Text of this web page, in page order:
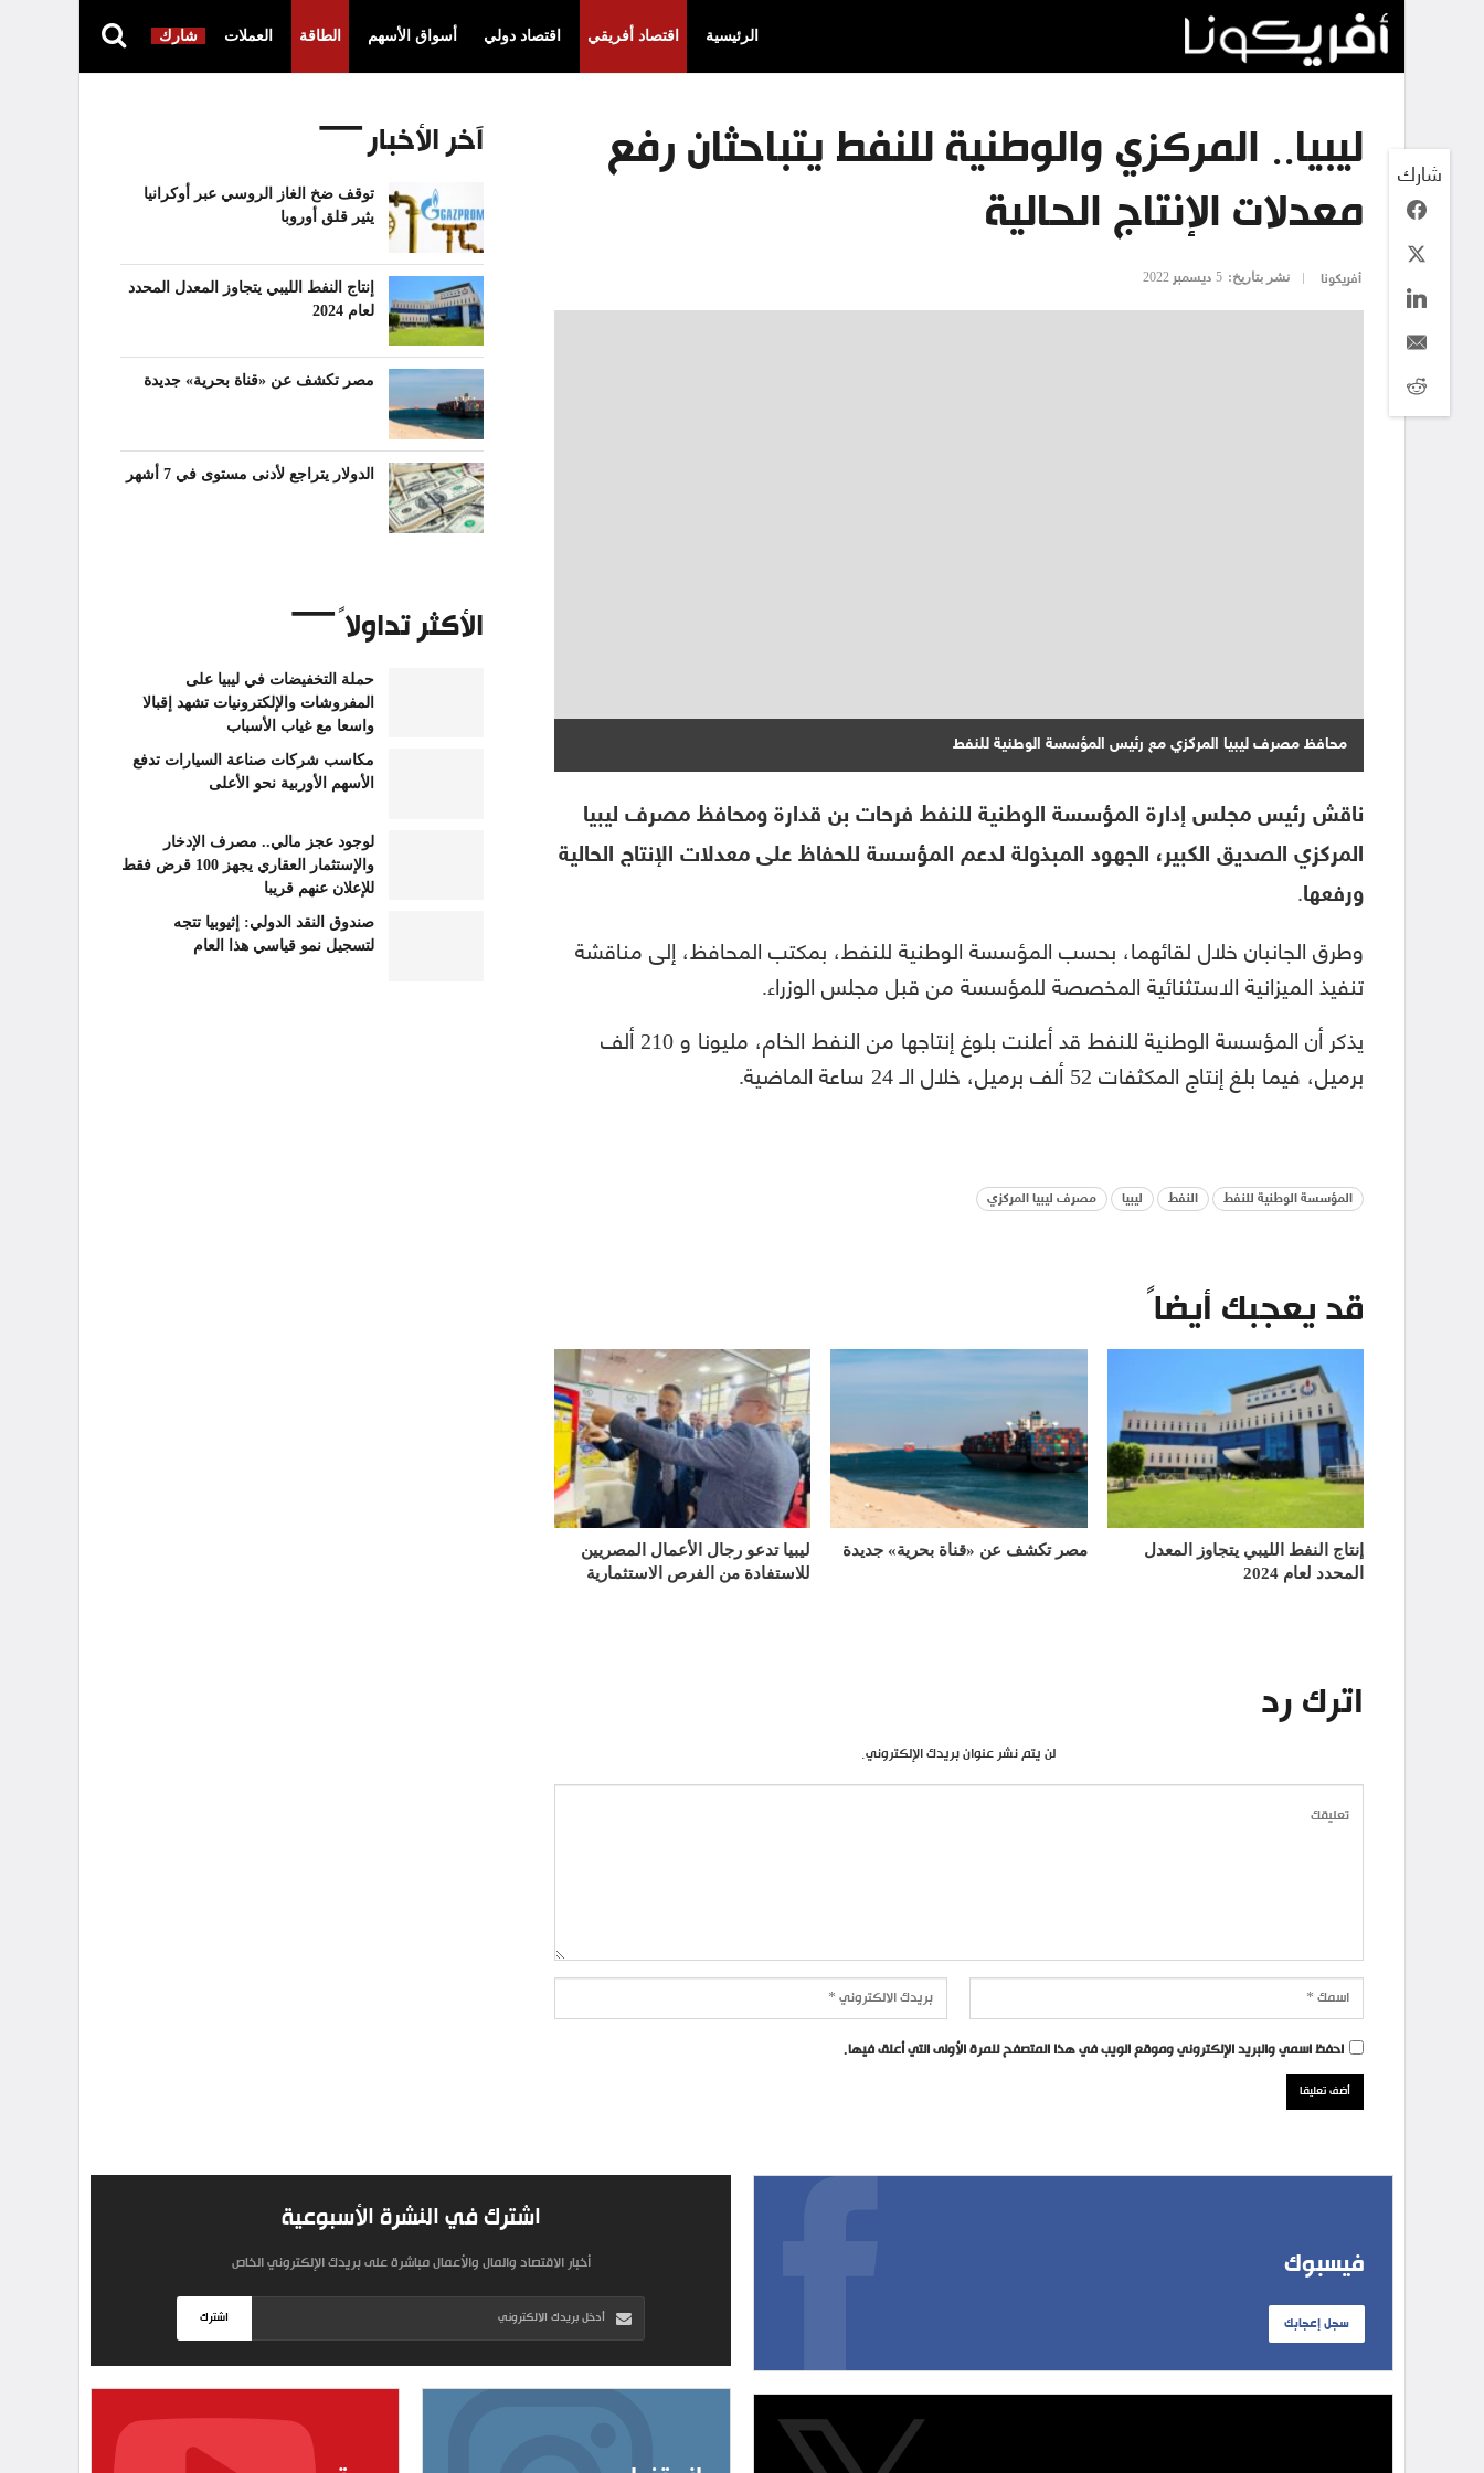
الرئيسية اقتصاد أفريقي اقتصاد دولي أسواق الأسهم الطاقة العملات شارك
ليبيا.. المركزي والوطنية للنفط يتباحثان رفع
معدلات الإنتاج الحالية
أفريكونا نشر بتاريخ: 5 ديسمبر 2022
محافظ مصرف ليبيا المركزي مع رئيس المؤسسة الوطنية للنفط
شارك
ناقش رئيس مجلس إدارة المؤسسة الوطنية للنفط فرحات بن قدارة ومحافظ مصرف ليبيا
المركزي الصديق الكبير، الجهود المبذولة لدعم المؤسسة للحفاظ على معدلات الإنتاج الحالية
ورفعها.
وطرق الجانبان خلال لقائهما، بحسب المؤسسة الوطنية للنفط، بمكتب المحافظ، إلى مناقشة
تنفيذ الميزانية الاستثنائية المخصصة للمؤسسة من قبل مجلس الوزراء.
يذكر أن المؤسسة الوطنية للنفط قد أعلنت بلوغ إنتاجها من النفط الخام، مليونا و 210 ألف
برميل، فيما بلغ إنتاج المكثفات 52 ألف برميل، خلال الـ 24 ساعة الماضية.
المؤسسة الوطنية للنفط النفط ليبيا مصرف ليبيا المركزي
قد يعجبك أيضاً
إنتاج النفط الليبي يتجاوز المعدل
المحدد لعام 2024
مصر تكشف عن «قناة بحرية» جديدة
ليبيا تدعو رجال الأعمال المصريين
للاستفادة من الفرص الاستثمارية
اترك رد
لن يتم نشر عنوان بريدك الإلكتروني.
احفظ اسمي والبريد الإلكتروني وموقع الويب في هذا المتصفح للمرة الأولى التي أعلق فيها.
آخر الأخبار
توقف ضخ الغاز الروسي عبر أوكرانيا
يثير قلق أوروبا
إنتاج النفط الليبي يتجاوز المعدل المحدد
لعام 2024
مصر تكشف عن «قناة بحرية» جديدة
الدولار يتراجع لأدنى مستوى في 7 أشهر
الأكثر تداولاً
حملة التخفيضات في ليبيا على
المفروشات والإلكترونيات تشهد إقبالا
واسعا مع غياب الأسباب
مكاسب شركات صناعة السيارات تدفع
الأسهم الأوربية نحو الأعلى
لوجود عجز مالي.. مصرف الإدخار
والإستثمار العقاري يجهز 100 قرض فقط
للإعلان عنهم قريبا
صندوق النقد الدولي: إثيوبيا تتجه
لتسجيل نمو قياسي هذا العام
فيسبوك
سجل إعجابك
اشترك في النشرة الأسبوعية
أخبار الاقتصاد والمال والأعمال مباشرة على بريدك الإلكتروني الخاص
اشترك